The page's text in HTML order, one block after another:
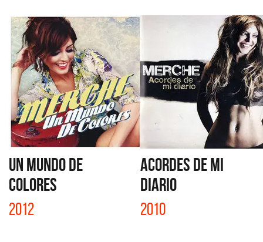
UN MUNDO DE
COLORES
2012
ACORDES DE MI
DIARIO
2010